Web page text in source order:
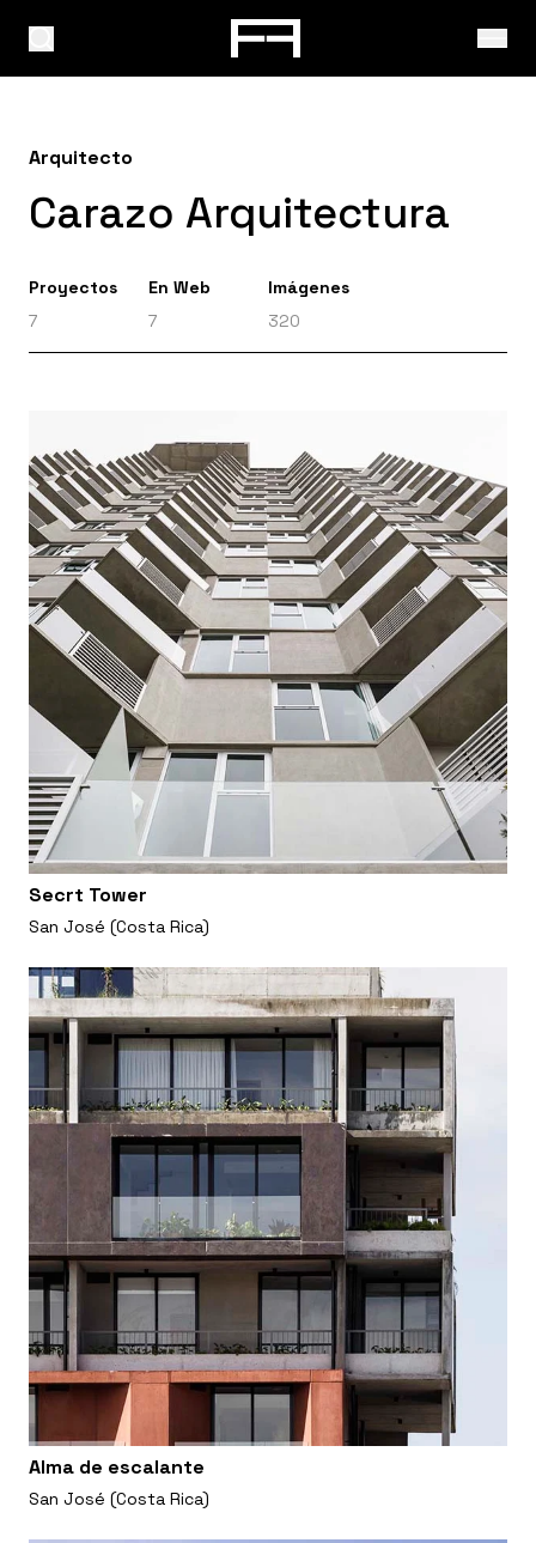
Arquitecto
Carazo Arquitectura
Proyectos
7
En Web
7
Imágenes
320
Secrt Tower
San José (Costa Rica)
Alma de escalante
San José (Costa Rica)